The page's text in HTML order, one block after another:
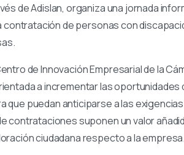
de Adislan, organiza una jornada
contratación de personas con
de Innovación Empresarial de la
a incrementar las
que puedan anticiparse a las
contrataciones suponen un valor
ciudadana respecto a la empresa.